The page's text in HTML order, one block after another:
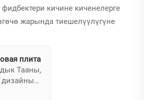
кичине киченелерге
жарында тиешелүүлүгүне
плита
Тааны,
дизайны